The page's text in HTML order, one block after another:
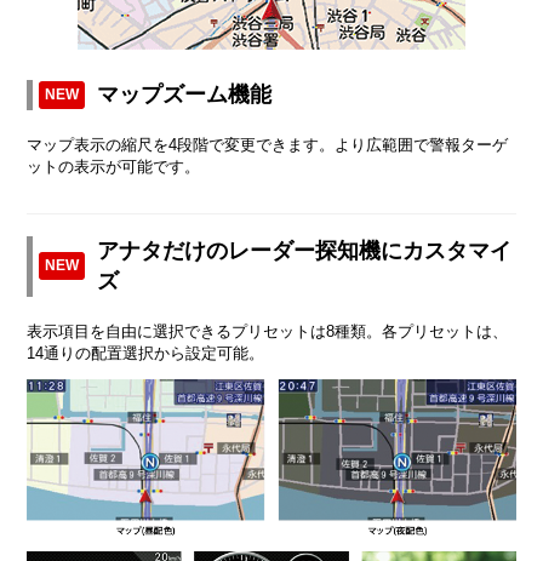
NEW マップズーム機能
マップ表示の縮尺を4段階で変更できます。より広範囲で警報ターゲ
ットの表示が可能です。
NEW
アナタだけのレーダー探知機にカスタマイ
ズ
表示項目を自由に選択できるプリセットは8種類。各プリセットは、
14通りの配置選択から設定可能。